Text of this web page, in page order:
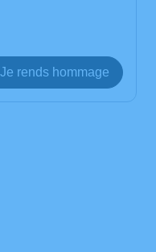
Je rends hommage